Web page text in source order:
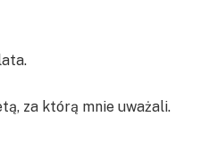
za którą mnie uważali.